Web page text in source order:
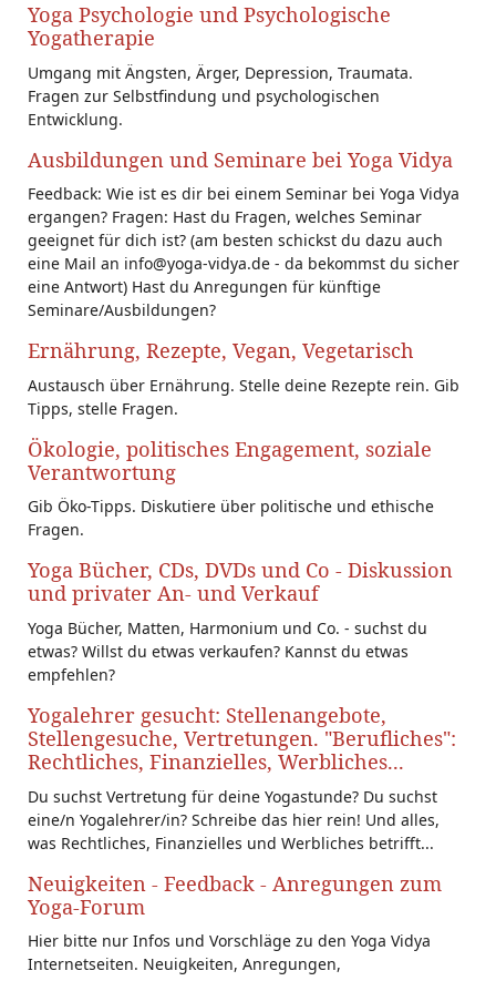
Yoga Psychologie und Psychologische
Yogatherapie
Umgang mit Ängsten, Ärger, Depression, Traumata.
Fragen zur Selbstfindung und psychologischen
Entwicklung.
Ausbildungen und Seminare bei Yoga Vidya
Feedback: Wie ist es dir bei einem Seminar bei Yoga Vidya
ergangen? Fragen: Hast du Fragen, welches Seminar
geeignet für dich ist? (am besten schickst du dazu auch
eine Mail an info@yoga-vidya.de - da bekommst du sicher
eine Antwort) Hast du Anregungen für künftige
Seminare/Ausbildungen?
Ernährung, Rezepte, Vegan, Vegetarisch
Austausch über Ernährung. Stelle deine Rezepte rein. Gib
Tipps, stelle Fragen.
Ökologie, politisches Engagement, soziale
Verantwortung
Gib Öko-Tipps. Diskutiere über politische und ethische
Fragen.
Yoga Bücher, CDs, DVDs und Co - Diskussion
und privater An- und Verkauf
Yoga Bücher, Matten, Harmonium und Co. - suchst du
etwas? Willst du etwas verkaufen? Kannst du etwas
empfehlen?
Yogalehrer gesucht: Stellenangebote,
Stellengesuche, Vertretungen. "Berufliches":
Rechtliches, Finanzielles, Werbliches...
Du suchst Vertretung für deine Yogastunde? Du suchst
eine/n Yogalehrer/in? Schreibe das hier rein! Und alles,
was Rechtliches, Finanzielles und Werbliches betrifft...
Neuigkeiten - Feedback - Anregungen zum
Yoga-Forum
Hier bitte nur Infos und Vorschläge zu den Yoga Vidya
Internetseiten. Neuigkeiten, Anregungen,